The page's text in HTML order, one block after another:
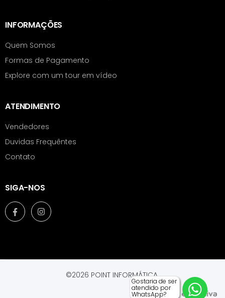
INFORMAÇÕES
Quem Somos
Formas de Pagamento
Explore com um tour em vídeo
ATENDIMENTO
Vendedores
Duvidas Frequêntes
Contato
SIGA-NOS
©2026 POINT INFORMÁTICA.
Gostaria de ser
atendido por
WhatsApp?